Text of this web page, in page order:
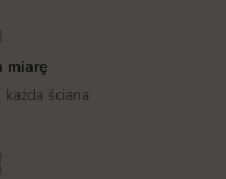
miarę
ściana